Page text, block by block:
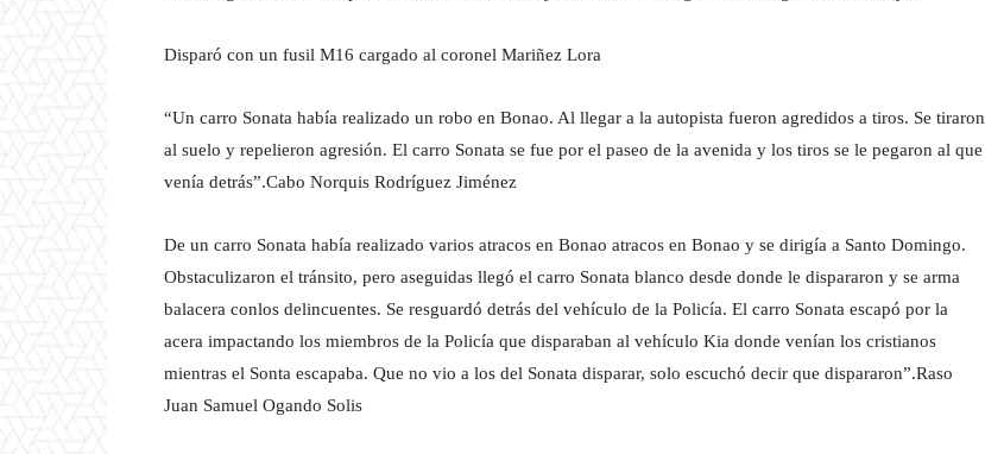
Disparó con un fusil M16 cargado al coronel Mariñez Lora
“Un carro Sonata había realizado un robo en Bonao. Al llegar a la autopista fueron agredidos a tiros. Se tiraron
al suelo y repelieron agresión. El carro Sonata se fue por el paseo de la avenida y los tiros se le pegaron al que
venía detrás”.Cabo Norquis Rodríguez Jiménez
De un carro Sonata había realizado varios atracos en Bonao atracos en Bonao y se dirigía a Santo Domingo.
Obstaculizaron el tránsito, pero aseguidas llegó el carro Sonata blanco desde donde le dispararon y se arma
balacera conlos delincuentes. Se resguardó detrás del vehículo de la Policía. El carro Sonata escapó por la
acera impactando los miembros de la Policía que disparaban al vehículo Kia donde venían los cristianos
mientras el Sonta escapaba. Que no vio a los del Sonata disparar, solo escuchó decir que dispararon”.Raso
Juan Samuel Ogando Solis